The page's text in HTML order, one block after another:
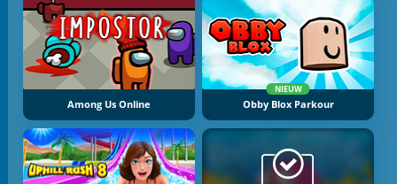
Among Us Online
NIEUW
Obby Blox Parkour